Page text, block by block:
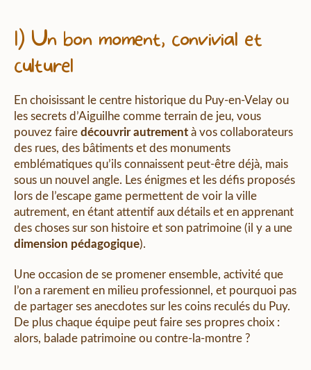
1) Un bon moment, convivial et
culturel
En choisissant le centre historique du Puy-en-Velay ou
les secrets d’Aiguilhe comme terrain de jeu, vous
pouvez faire découvrir autrement à vos collaborateurs
des rues, des bâtiments et des monuments
emblématiques qu’ils connaissent peut-être déjà, mais
sous un nouvel angle. Les énigmes et les défis proposés
lors de l’escape game permettent de voir la ville
autrement, en étant attentif aux détails et en apprenant
des choses sur son histoire et son patrimoine (il y a une
dimension pédagogique).
Une occasion de se promener ensemble, activité que
l’on a rarement en milieu professionnel, et pourquoi pas
de partager ses anecdotes sur les coins reculés du Puy.
De plus chaque équipe peut faire ses propres choix :
alors, balade patrimoine ou contre-la-montre ?